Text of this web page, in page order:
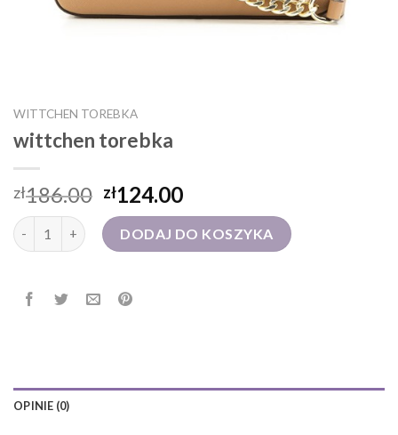
WITTCHEN TOREBKA
wittchen torebka
zł186.00 zł124.00
ilość wittchen torebkaDODAJ DO KOSZYKA
OPINIE (0)